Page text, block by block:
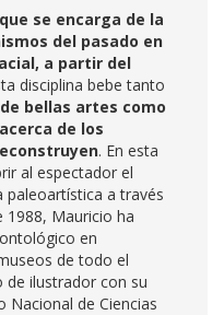
se encarga de la
del pasado en
a partir del
disciplina bebe tanto
bellas artes como
de los
. En esta
al espectador el
paleoartística a través
1988, Mauricio ha
en
de todo el
ilustrador con su
Nacional de Ciencias